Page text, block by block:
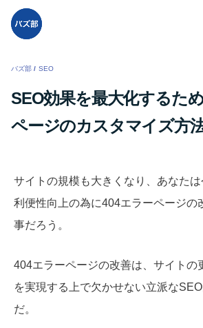
バズ部 / SEO
SEO効果を最大化するた
ページのカスタマイズ方
サイトの規模も大きくなり、あなた
利便性向上の為に404エラーページの
事だろう。
404エラーページの改善は、サイトの
を実現する上で欠かせない立派な
だ。